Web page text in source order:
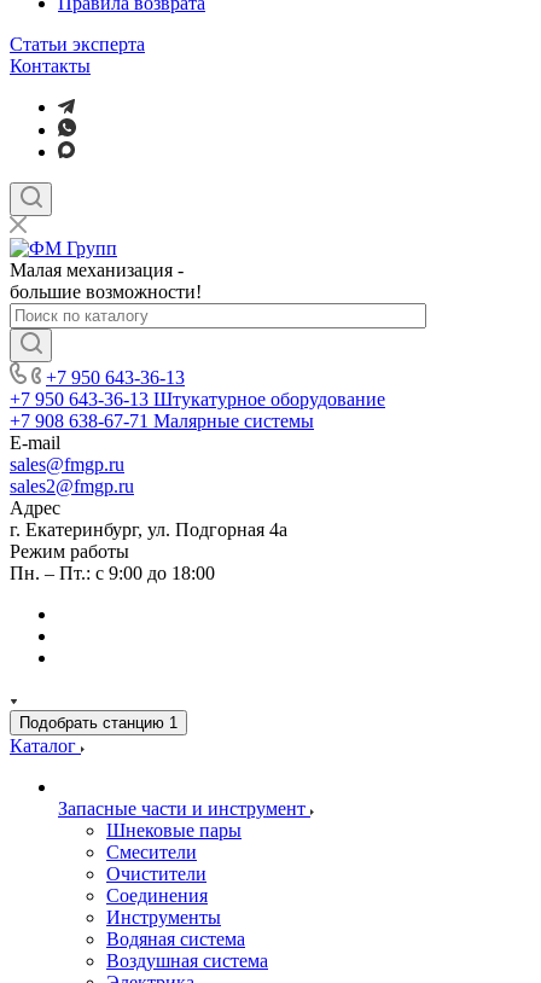
Статьи эксперта
Контакты
Малая механизация -
большие возможности!
+7 950 643-36-13
+7 950 643-36-13 Штукатурное оборудование
+7 908 638-67-71 Малярные системы
E-mail
sales@fmgp.ru
sales2@fmgp.ru
Адрес
г. Екатеринбург, ул. Подгорная 4а
Режим работы
Пн. – Пт.: с 9:00 до 18:00
Подобрать станцию 1
Каталог
Запасные части и инструмент
Шнековые пары
Смесители
Очистители
Соединения
Инструменты
Водяная система
Воздушная система